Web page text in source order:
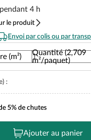
4 h
le produit
Envoi par colis ou par
(m²)
Quantité (2,709
m²/paquet)
:
5% de chutes
Ajouter au panier